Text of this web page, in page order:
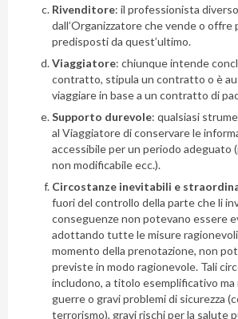
Rivenditore: il professionista diverso
dall’Organizzatore che vende o
predisposti da quest’ultimo.
Viaggiatore: chiunque intende
contratto, stipula un contratto o è
viaggiare in base a un contratto di
Supporto durevole: qualsiasi
al Viaggiatore di conservare le
accessibile per un periodo adeguato
non modificabile ecc.).
Circostanze inevitabili e
fuori del controllo della parte che li
conseguenze non potevano essere
adottando tutte le misure ragionevoli
momento della prenotazione, non
previste in modo ragionevole. Tali
includono, a titolo esemplificativo
guerre o gravi problemi di sicurezza
terrorismo), gravi rischi per la salute